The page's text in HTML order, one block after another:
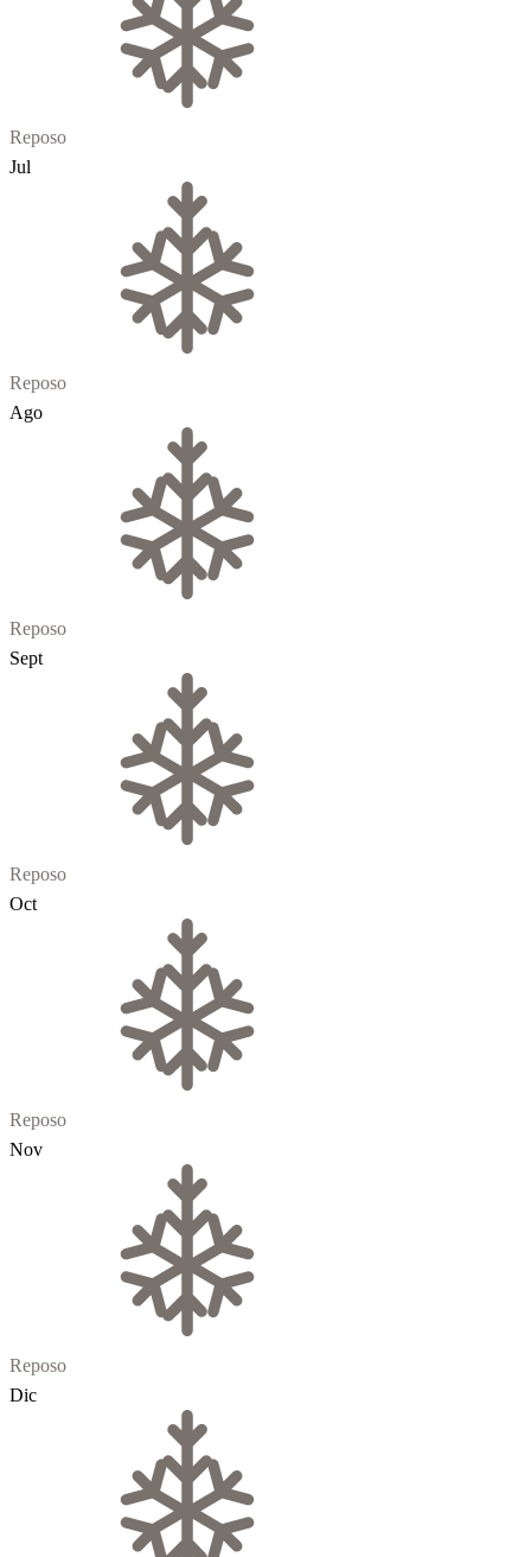
Reposo
Jul
Reposo
Ago
Reposo
Sept
Reposo
Oct
Reposo
Nov
Reposo
Dic